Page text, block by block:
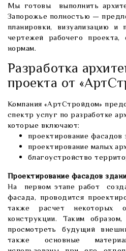
Мы готовы выполнить
Запорожье полностью —
планировки, визуализацию и
чертежей рабочего
нормам.
Разработка
проекта от
Компания «АртСтройдом»
спектр услуг по разработке
которые включают:
проектирование фасадов
проектирование малых
благоустройство
Проектирование фасадов
На первом этапе работ
фасада, проводится
также расчет некоторых
конструкции. Таким
просмотреть будущий
также основные